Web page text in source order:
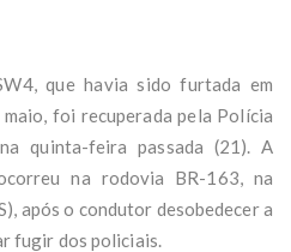
que havia sido furtada em
foi recuperada pela Polícia
quinta-feira passada (21). A
na rodovia BR-163, na
após o condutor desobedecer a
fugir dos policiais.